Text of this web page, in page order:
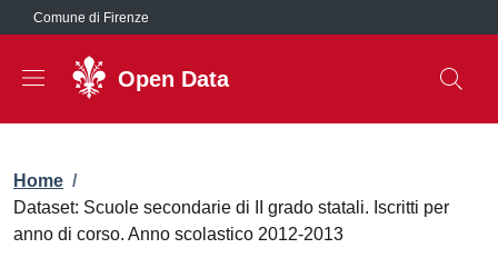
Salta al contenuto principale
Comune di Firenze
Open Data
Briciole di pane
Home /
Dataset: Scuole secondarie di II grado statali. Iscritti per
anno di corso. Anno scolastico 2012-2013